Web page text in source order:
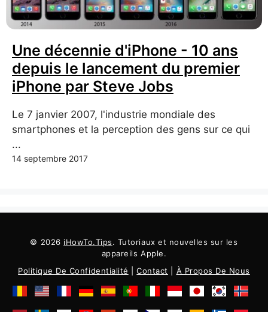
Une décennie d'iPhone - 10 ans
depuis le lancement du premier
iPhone par Steve Jobs
Le 7 janvier 2007, l'industrie mondiale des
smartphones et la perception des gens sur ce qui
...
14 septembre 2017
© 2026 iHowTo.Tips. Tutoriaux et nouvelles sur les
appareils Apple.
Politique De Confidentialité
|Contact À Propos De Nous